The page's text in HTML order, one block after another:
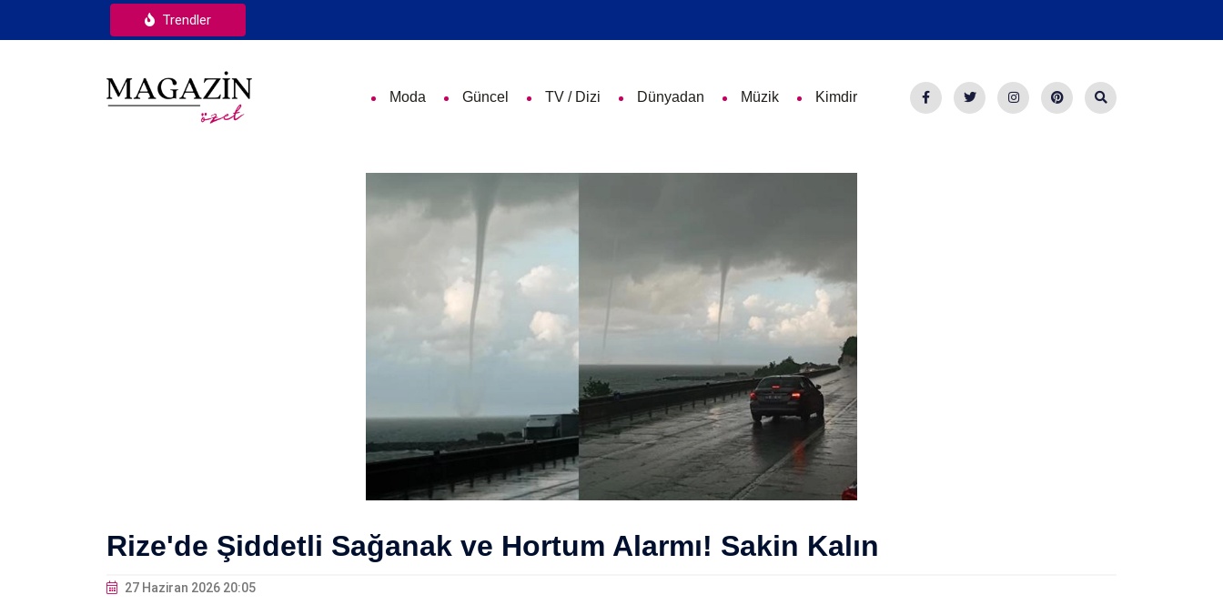
Trendler
Moda Güncel TV / Dizi Dünyadan Müzik Kimdir
Rize'de Şiddetli Sağanak ve Hortum Alarmı! Sakin Kalın
27 Haziran 2026 20:05